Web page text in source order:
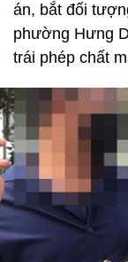
án, bắt đối
phường Hưng
trái phép chất